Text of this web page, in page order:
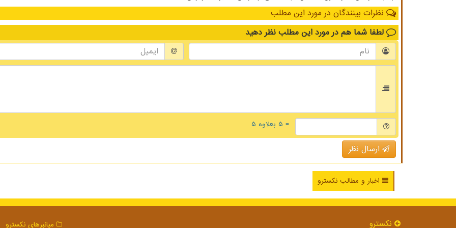
نظرات بینندگان در مورد این مطلب
لطفا شما هم در مورد این مطلب نظر دهید
= ۵ بعلاوه ۵
ارسال نظر
اخبار و مطالب نکسترو
نكسترو میانبرهای نكسترو